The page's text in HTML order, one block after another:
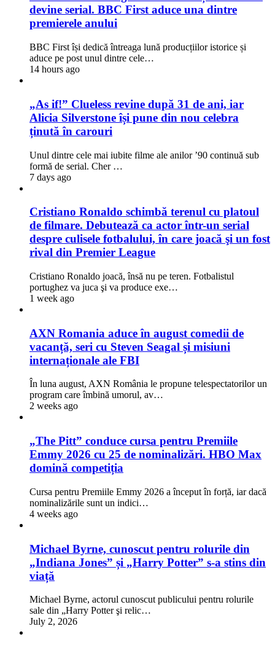
devine serial. BBC First aduce una dintre
premierele anului
BBC First își dedică întreaga lună producțiilor istorice și
aduce pe post unul dintre cele…
14 hours ago
„As if!” Clueless revine după 31 de ani, iar
Alicia Silverstone își pune din nou celebra
ținută în carouri
Unul dintre cele mai iubite filme ale anilor ’90 continuă sub
formă de serial. Cher …
7 days ago
Cristiano Ronaldo schimbă terenul cu platoul
de filmare. Debutează ca actor într-un serial
despre culisele fotbalului, în care joacă şi un fost
rival din Premier League
Cristiano Ronaldo joacă, însă nu pe teren. Fotbalistul
portughez va juca şi va produce exe…
1 week ago
AXN Romania aduce în august comedii de
vacanță, seri cu Steven Seagal și misiuni
internaționale ale FBI
În luna august, AXN România le propune telespectatorilor un
program care îmbină umorul, av…
2 weeks ago
„The Pitt” conduce cursa pentru Premiile
Emmy 2026 cu 25 de nominalizări. HBO Max
domină competiția
Cursa pentru Premiile Emmy 2026 a început în forță, iar dacă
nominalizările sunt un indici…
4 weeks ago
Michael Byrne, cunoscut pentru rolurile din
„Indiana Jones” și „Harry Potter” s-a stins din
viață
Michael Byrne, actorul cunoscut publicului pentru rolurile
sale din „Harry Potter şi relic…
July 2, 2026